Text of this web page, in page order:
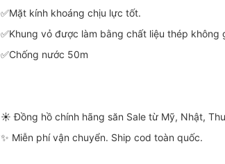
✅Mặt kính khoáng chịu lực tốt.
✅Khung vỏ được làm bằng chất liệu thép không
✅Chống nước 50m
☀️ Đồng hồ chính hãng săn Sale từ Mỹ, Nhật,
✨ Miễn phí vận chuyển. Ship cod toàn quốc.